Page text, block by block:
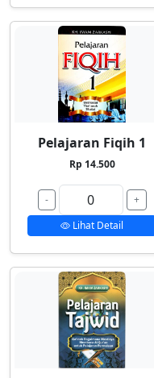
Pelajaran Fiqih 1
Rp 14.500
-
+
Lihat Detail